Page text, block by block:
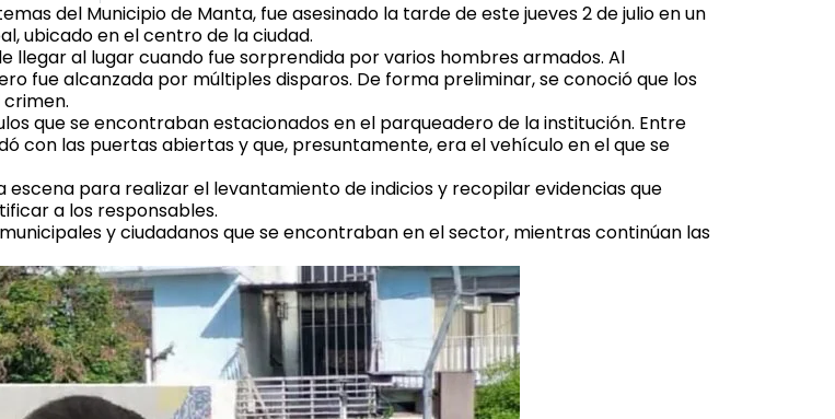
del Municipio de Manta, fue asesinado la tarde de este jueves 2 de julio en un
ubicado en el centro de la ciudad.
llegar al lugar cuando fue sorprendida por varios hombres armados. Al
fue alcanzada por múltiples disparos. De forma preliminar, se conoció que los
que se encontraban estacionados en el parqueadero de la institución. Entre
con las puertas abiertas y que, presuntamente, era el vehículo en el que se
para realizar el levantamiento de indicios y recopilar evidencias que
a los responsables.
y ciudadanos que se encontraban en el sector, mientras continúan las